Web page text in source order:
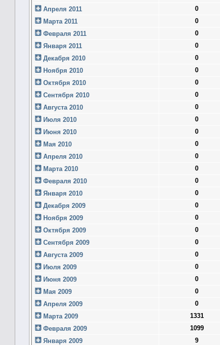
Апреля 2011
0
Марта 2011
0
Февраля 2011
0
Января 2011
0
Декабря 2010
0
Ноября 2010
0
Октября 2010
0
Сентября 2010
0
Августа 2010
0
Июля 2010
0
Июня 2010
0
Мая 2010
0
Апреля 2010
0
Марта 2010
0
Февраля 2010
0
Января 2010
0
Декабря 2009
0
Ноября 2009
0
Октября 2009
0
Сентября 2009
0
Августа 2009
0
Июля 2009
0
Июня 2009
0
Мая 2009
0
Апреля 2009
0
Марта 2009
1331
Февраля 2009
1099
Января 2009
9